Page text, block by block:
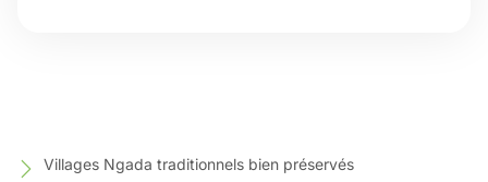
Villages Ngada traditionnels bien préservés